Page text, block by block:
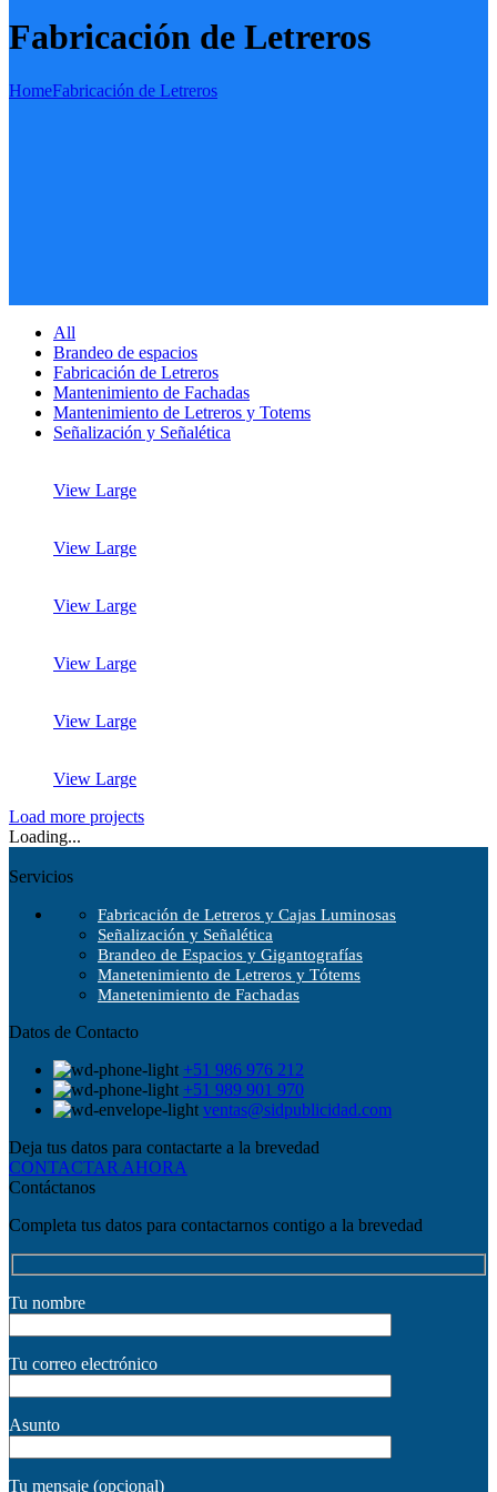
Fabricación de Letreros
HomeFabricación de Letreros
All
Brandeo de espacios
Fabricación de Letreros
Mantenimiento de Fachadas
Mantenimiento de Letreros y Totems
Señalización y Señalética
View Large
View Large
View Large
View Large
View Large
View Large
Load more projects
Loading...
Servicios
Fabricación de Letreros y Cajas Luminosas
Señalización y Señalética
Brandeo de Espacios y Gigantografías
Manetenimiento de Letreros y Tótems
Manetenimiento de Fachadas
Datos de Contacto
+51 986 976 212
+51 989 901 970
ventas@sidpublicidad.com
Deja tus datos para contactarte a la brevedad
CONTACTAR AHORA
Contáctanos
Completa tus datos para contactarnos contigo a la brevedad
Tu nombre
Tu correo electrónico
Asunto
Tu mensaje (opcional)